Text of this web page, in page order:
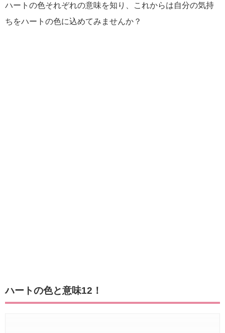
ハートの色それぞれの意味を知り、これからは自分の気持
ちをハートの色に込めてみませんか？
ハートの色と意味12！